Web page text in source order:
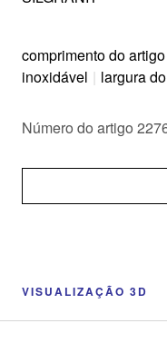
comprimento do
inoxidável | largura
Número do artigo
VISUALIZAÇÃO 3D